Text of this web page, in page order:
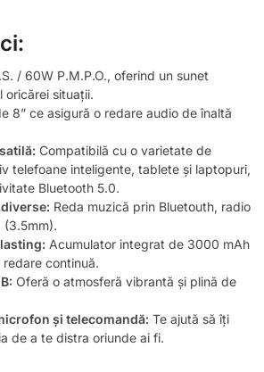
/ 60W P.M.P.O., oferind un sunet
oricărei situații.
8” ce asigură o redare audio de înaltă
Compatibilă cu o varietate de
telefoane inteligente, tablete și laptopuri,
Bluetooth 5.0.
Reda muzică prin Bluetouth, radio
(3.5mm).
Acumulator integrat de 3000 mAh
continuă.
Oferă o atmosferă vibrantă și plină de
și telecomandă: Te ajută să îți
de a te distra oriunde ai fi.